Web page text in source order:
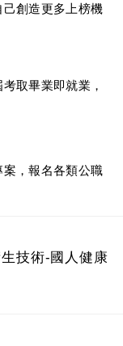
創造更多上榜機
取畢業即就業，
，報名各類公職
生技術-國人健康